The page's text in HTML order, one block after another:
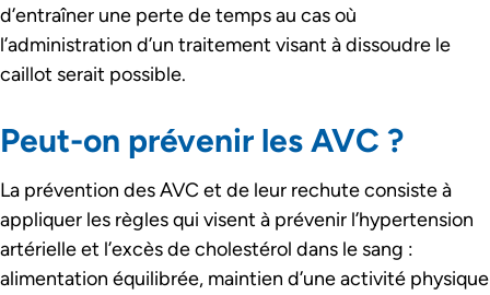
d’entraîner une perte de temps au cas où
l’administration d’un traitement visant à dissoudre le
caillot serait possible.
Peut-on prévenir les AVC ?
La prévention des AVC et de leur rechute consiste à
appliquer les règles qui visent à prévenir l’hypertension
artérielle et l’excès de cholestérol dans le sang :
alimentation équilibrée, maintien d’une activité physique